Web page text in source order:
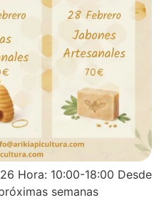
Hora: 10:00-18:00 Desde
semanas